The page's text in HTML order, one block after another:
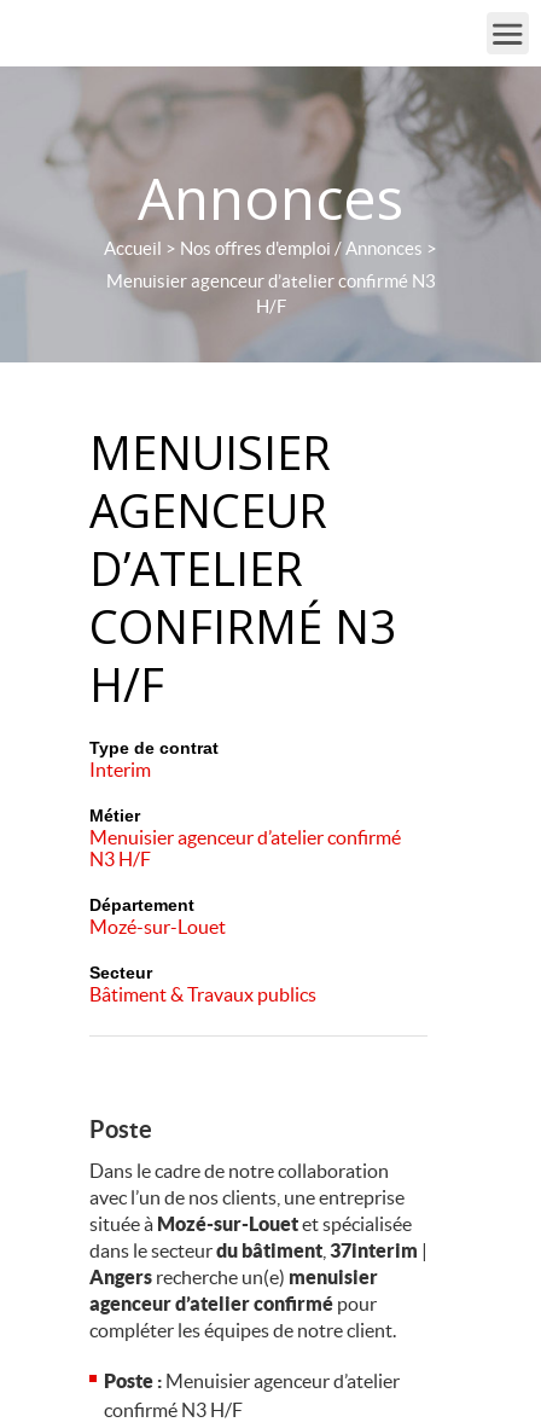
Annonces
Accueil > Nos offres d'emploi / Annonces >
Menuisier agenceur d’atelier confirmé N3
H/F
MENUISIER
AGENCEUR
D’ATELIER
CONFIRMÉ N3
H/F
Type de contrat
Interim
Métier
Menuisier agenceur d’atelier confirmé
N3 H/F
Département
Mozé-sur-Louet
Secteur
Bâtiment & Travaux publics
Poste
Dans le cadre de notre collaboration
avec l’un de nos clients, une entreprise
située à Mozé-sur-Louetet spécialisée
dans le secteurdu bâtiment 37interim |
Angers recherche un(e) menuisier
agenceur d’atelier confirmé pour
compléter les équipes de notre client.
Poste : Menuisier agenceur d’atelier
confirmé N3 H/F